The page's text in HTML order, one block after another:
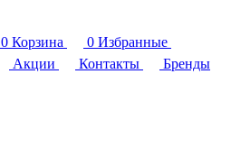
0 Корзина 0 Избранные
Акции Контакты
Бренды